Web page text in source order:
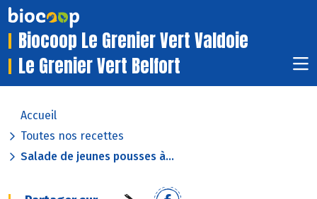
Biocoop Le Grenier Vert Valdoie
Le Grenier Vert Belfort
Accueil
Toutes nos recettes
Salade de jeunes pousses à...